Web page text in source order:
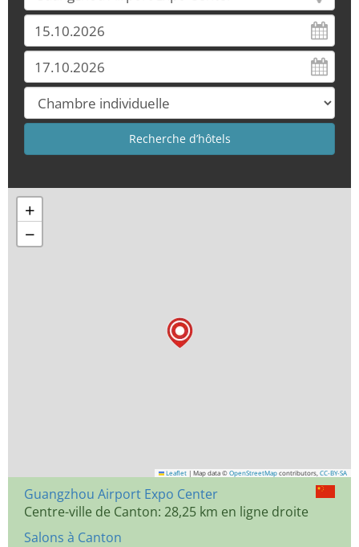
+
−
Leaflet | Map data © OpenStreetMap contributors, CC-BY-SA
Guangzhou Airport Expo Center
Centre-ville de Canton: 28,25 km en ligne droite
Salons à Canton